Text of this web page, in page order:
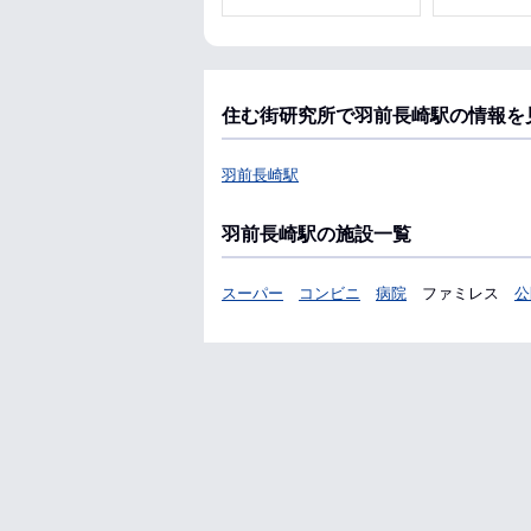
住む街研究所で羽前長崎駅の情報を
羽前長崎駅
羽前長崎駅の施設一覧
スーパー コンビニ 病院 ファミレス